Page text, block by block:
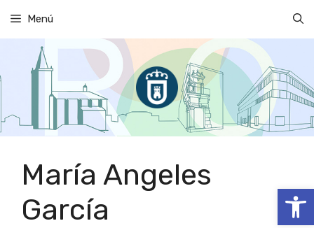
Abrir
contenido
Menú
María Angeles
García